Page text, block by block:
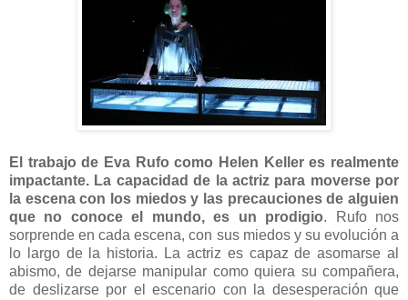
El trabajo de Eva Rufo como Helen Keller es realmente
impactante. La capacidad de la actriz para moverse por
la escena con los miedos y las precauciones de alguien
que no conoce el mundo, es un prodigio. Rufo nos
sorprende en cada escena, con sus miedos y su evolución a
lo largo de la historia. La actriz es capaz de asomarse al
abismo, de dejarse manipular como quiera su compañera,
de deslizarse por el escenario con la desesperación que